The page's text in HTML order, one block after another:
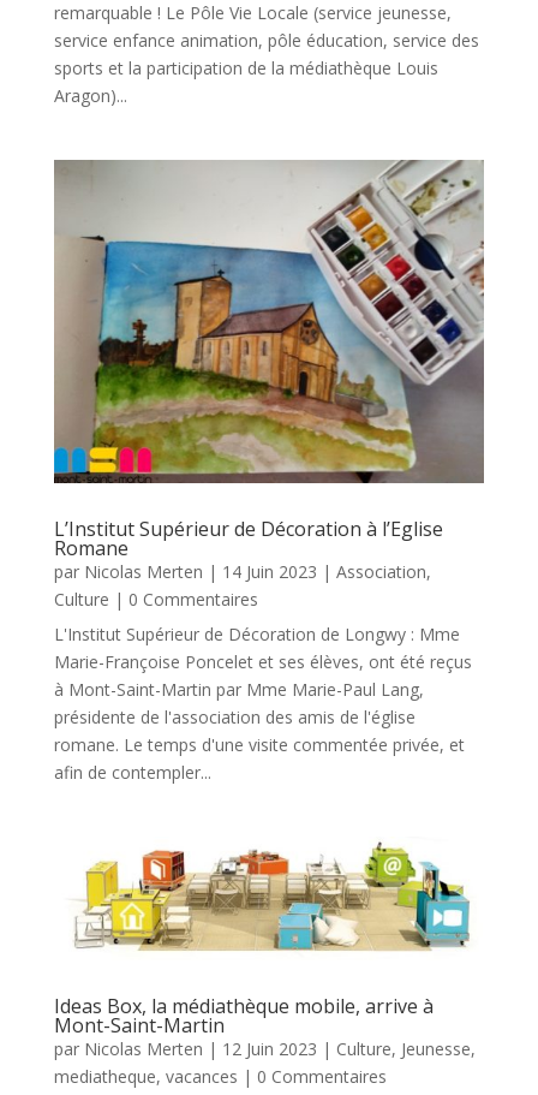
remarquable ! Le Pôle Vie Locale (service jeunesse,
service enfance animation, pôle éducation, service des
sports et la participation de la médiathèque Louis
Aragon)...
L’Institut Supérieur de Décoration à l’Eglise
Romane
par Nicolas Merten | 14 Juin 2023 | Association,
Culture | 0 Commentaires
L'Institut Supérieur de Décoration de Longwy : Mme
Marie-Françoise Poncelet et ses élèves, ont été reçus
à Mont-Saint-Martin par Mme Marie-Paul Lang,
présidente de l'association des amis de l'église
romane. Le temps d'une visite commentée privée, et
afin de contempler...
Ideas Box, la médiathèque mobile, arrive à
Mont-Saint-Martin
par Nicolas Merten | 12 Juin 2023 | Culture, Jeunesse,
mediatheque, vacances | 0 Commentaires